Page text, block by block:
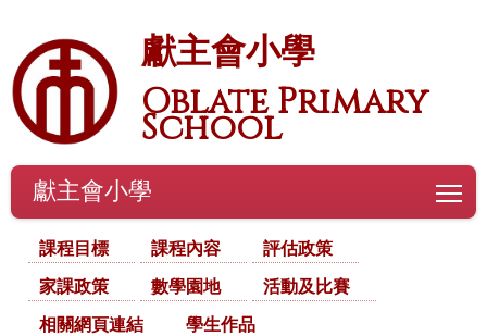
獻主會小學
Oblate Primary
School
獻主會小學
課程目標 課程內容
評估政策
家課政策
數學園地
活動及比賽
相關網頁連結
學生作品